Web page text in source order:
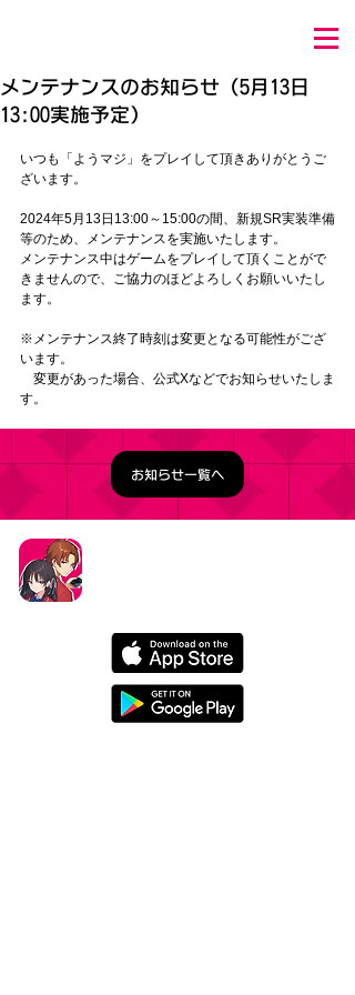
メンテナンスのお知らせ（5月13日
13:00実施予定）
いつも「ようマジ」をプレイして頂きありがとうご
ざいます。
2024年5月13日13:00～15:00の間、新規SR実装準備
等のため、メンテナンスを実施いたします。
メンテナンス中はゲームをプレイして頂くことがで
きませんので、ご協力のほどよろしくお願いいたし
ます。
※メンテナンス終了時刻は変更となる可能性がござ
います。
変更があった場合、公式Xなどでお知らせいたしま
す。
お知らせ一覧へ